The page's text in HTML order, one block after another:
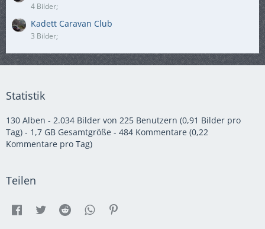
4 Bilder;
Kadett Caravan Club
3 Bilder;
Statistik
130 Alben - 2.034 Bilder von 225 Benutzern (0,91 Bilder pro
Tag) - 1,7 GB Gesamtgröße - 484 Kommentare (0,22
Kommentare pro Tag)
Teilen